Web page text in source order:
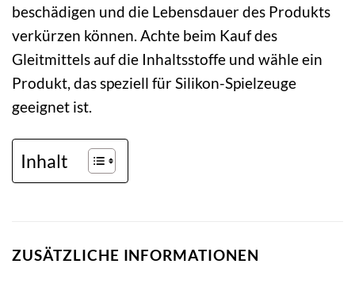
beschädigen und die Lebensdauer des Produkts
verkürzen können. Achte beim Kauf des
Gleitmittels auf die Inhaltsstoffe und wähle ein
Produkt, das speziell für Silikon-Spielzeuge
geeignet ist.
Inhalt
ZUSÄTZLICHE INFORMATIONEN